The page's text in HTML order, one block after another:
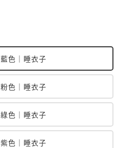
藍色｜睡衣子
粉色｜睡衣子
綠色｜睡衣子
紫色｜睡衣子